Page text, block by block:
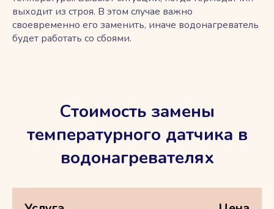
выходит из строя. В этом случае важно
своевременно его заменить, иначе водонагреватель
будет работать со сбоями.
Стоимость замены
температурного датчика в
водонагревателях